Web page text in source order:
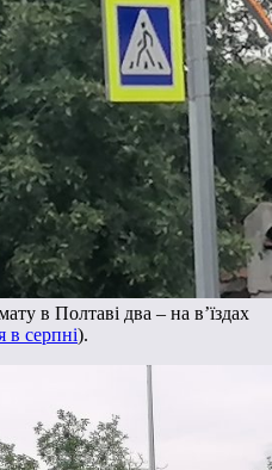
в Полтаві два – на в’їздах
в серпні).